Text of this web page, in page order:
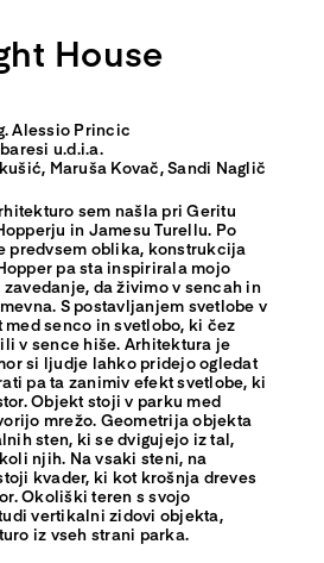
House
Alessio Princic
u.d.i.a.
Maruša Kovač, Sandi Naglič
sem našla pri Geritu
in Jamesu Turellu. Po
predvsem oblika, konstrukcija
pa sta inspirirala mojo
da živimo v sencah in
S postavljanjem svetlobe v
senco in svetlobo, ki čez
v sence hiše. Arhitektura je
si ljudje lahko pridejo ogledat
pa ta zanimiv efekt svetlobe, ki
Objekt stoji v parku med
mrežo. Geometrija objekta
sten, ki se dvigujejo iz tal,
njih. Na vsaki steni, na
kvader, ki kot krošnja dreves
Okoliški teren s svojo
vertikalni zidovi objekta,
iz vseh strani parka.